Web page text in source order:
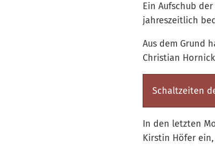
Ein Aufschub
jahreszeitlich
Aus dem Grund
Christian
Schaltzeiten
In den letzten
Kirstin Höfer